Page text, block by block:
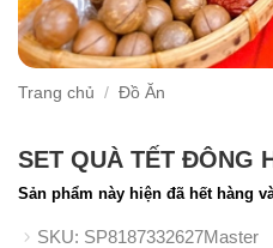
Trang chủ / Đồ Ăn
SET QUÀ TẾT ĐÔNG
Sản phẩm này hiện đã hết hàng
SKU: SP8187332627Master